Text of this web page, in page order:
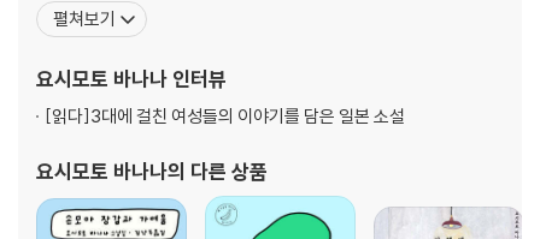
라보면 된다. 시간도 친구도 마찬가지다. 모든 것에 완벽할 필요는 없다. 바
나 그런 인간이 되고 싶었습니다.” 하고 느긋한 고백을 전한다. 바나나의
에세이는 항상 가벼운 농담을 던지는 듯하지만 그 세계는 매우 깊으며 영
매일 바쁘게 움직이고 있는데도 무언가 놓친 듯 허전하다면 이 책을 펼쳐
보자. 진정한 자기를 기억해 내고 초기 설정을 바꿔 가며 유쾌하게 살기를
로 쓴 「달빛 그림자」로 예술학부 부장상을 탔고, 1988년 데뷔작으로
받았다. 1989년 『츠구미』로 제
펼쳐보기
요시모토 바나나 인터뷰
[읽다]3대에 걸친 여성들의 이야기를 담은 일본 소설
요시모토 바나나의 다른 상품